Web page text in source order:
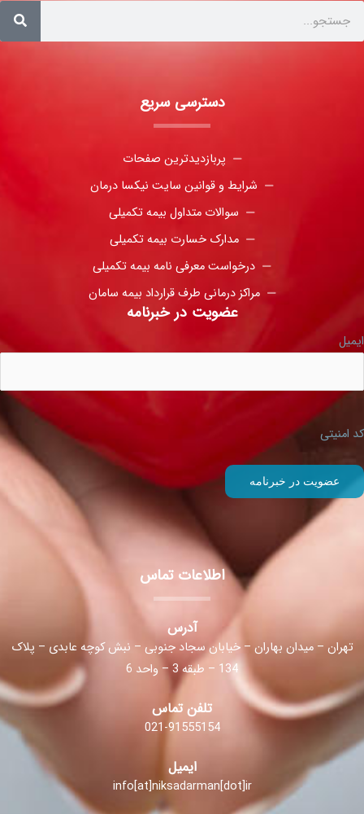
دسترسی سریع
پربازدیدترین صفحات
شرایط و قوانین سایت نیکسا درمان
سوالات متداول بیمه تکمیلی
مدارک خسارت بیمه تکمیلی
درخواست معرفی نامه بیمه تکمیلی
مراکز درمانی طرف قرارداد بیمه سامان
عضویت در خبرنامه
ایمیل
کد امنیتی
اطلاعات تماس
آدرس
تهران – میدان بهاران – خیابان سجاد جنوبی – نبش کوچه عابدی – پلاک
134 – طبقه 3 – واحد 6
تلفن تماس
021-91555154
ایمیل
info[at]niksadarman[dot]ir